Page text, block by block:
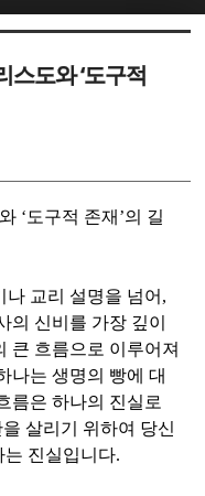
도와 ‘도구적
‘도구적 존재 ’의 길
교리 설명을 넘어 ,
의 신비를 가장 깊이
큰 흐름으로 이루어져
나는 생명의 빵에 대
름은 하나의 진실로
살리기 위하여 당신
는 진실입니다.
북5
북5
북5
북5